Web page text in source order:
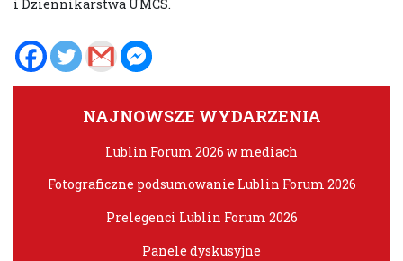
i Dziennikarstwa UMCS.
NAJNOWSZE WYDARZENIA
Lublin Forum 2026 w mediach
Fotograficzne podsumowanie Lublin Forum 2026
Prelegenci Lublin Forum 2026
Panele dyskusyjne